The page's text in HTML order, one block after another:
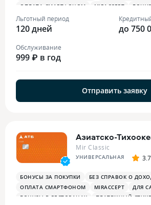
ОПЛАТА СМАРТФОНОМ
MIRACCEPT
БОНУСЫ В РЕСТОРАНАХ
Льготный период
120 дней до 750
Обслуживание
999 ₽ в год
Отправить заявку
Азиатско-
Mir Classic
УНИВЕРСАЛЬНАЯ 3.7
БОНУСЫ ЗА ПОКУПКИ
БЕЗ СПРАВОК О
ОПЛАТА СМАРТФОНОМ
MIRACCEPT
ДЛЯ
БОНУСЫ В РЕСТОРАНАХ
ПЛАТЕЖНЫЙ